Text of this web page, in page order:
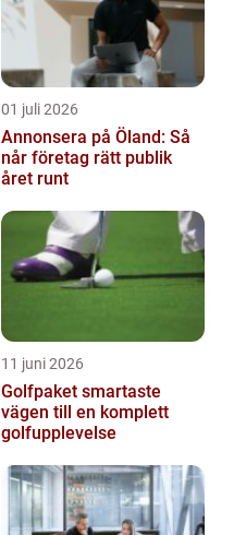
01 juli 2026
Annonsera på Öland: Så
når företag rätt publik
året runt
11 juni 2026
Golfpaket smartaste
vägen till en komplett
golfupplevelse